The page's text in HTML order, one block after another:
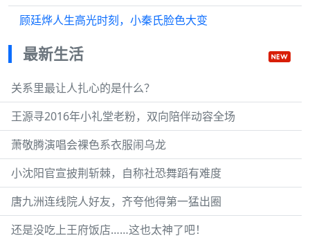
顾廷烨人生高光时刻，小秦氏脸色大变
最新生活
关系里最让人扎心的是什么？
王源寻2016年小礼堂老粉，双向陪伴动容全场
萧敬腾演唱会裸色系衣服闹乌龙
小沈阳官宣披荆斩棘，自称社恐舞蹈有难度
唐九洲连线院人好友，齐夸他得第一猛出圈
还是没吃上王府饭店……这也太神了吧！